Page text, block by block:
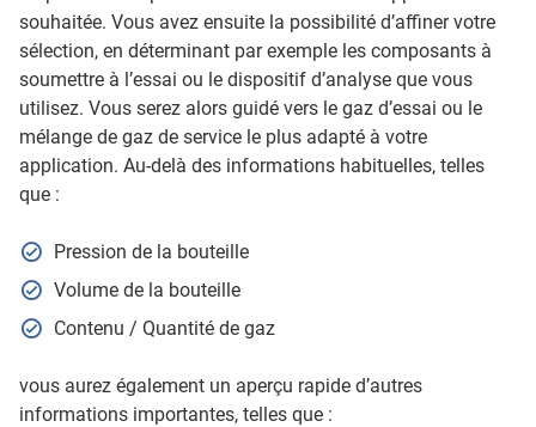
souhaitée. Vous avez ensuite la possibilité d’affiner votre
sélection, en déterminant par exemple les composants à
soumettre à l’essai ou le dispositif d’analyse que vous
utilisez. Vous serez alors guidé vers le gaz d’essai ou le
mélange de gaz de service le plus adapté à votre
application. Au-delà des informations habituelles, telles
que :
Pression de la bouteille
Volume de la bouteille
Contenu / Quantité de gaz
vous aurez également un aperçu rapide d’autres
informations importantes, telles que :